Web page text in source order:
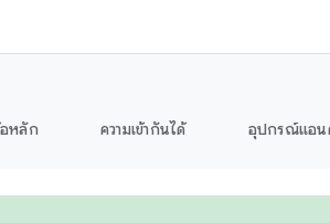
หลัก ความเข้ากันได้ อุปกรณ์แอน